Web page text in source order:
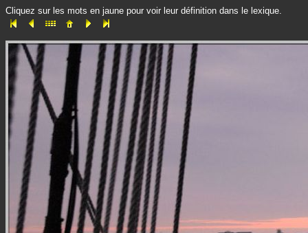
Cliquez sur les mots en jaune pour voir leur définition dans le lexique.